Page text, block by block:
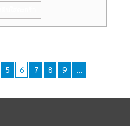
5 6 7 8 9
…